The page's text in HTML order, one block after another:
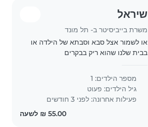
שיראל
משרת בייביסיטר ב- תל מונד
או לשמור אצל סבא וסבתא של הילדה או
בבית שלנו שהוא ריק בבקרים
מספר הילדים: 1
גיל הילדים: פעוט
פעילות אחרונה: לפני 3 חודשים